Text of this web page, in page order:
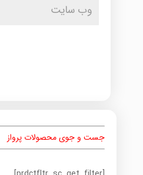
جست و جوی محصولات پرواز